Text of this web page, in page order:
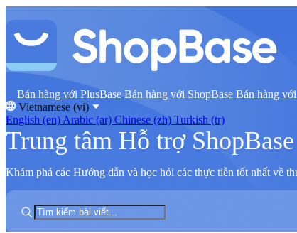
Bán hàng với PlusBase Bán hàng với ShopBase Bán hàng
Vietnamese (vi)
English (en) Arabic (ar) Chinese (zh) Turkish (tr)
Trung tâm Hỗ trợ ShopBase
Khám phá các Hướng dẫn và học hỏi các thực tiễn tốt nhất về